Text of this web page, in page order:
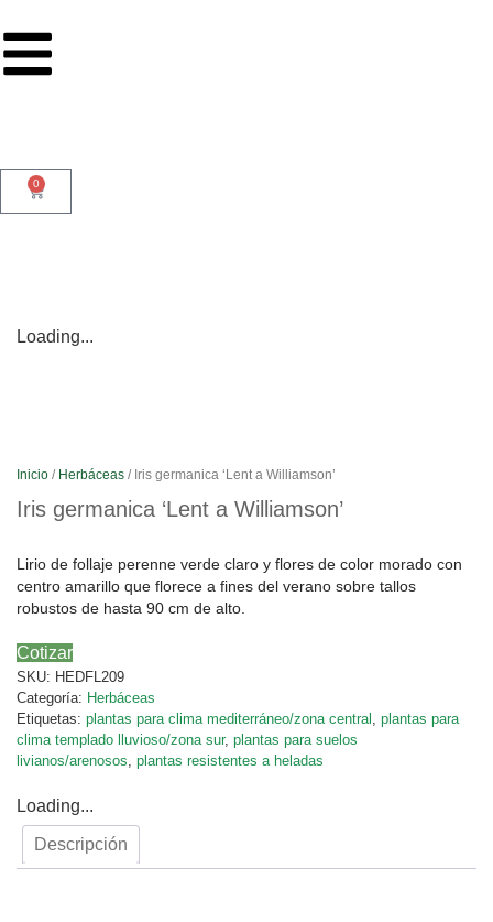
0
Loading...
Inicio / Herbáceas / Iris germanica ‘Lent a Williamson’
Iris germanica ‘Lent a Williamson’
Lirio de follaje perenne verde claro y flores de color morado con
centro amarillo que florece a fines del verano sobre tallos
robustos de hasta 90 cm de alto.
Cotizar
SKU: HEDFL209
Categoría: Herbáceas
Etiquetas: plantas para clima mediterráneo/zona central , plantas para
clima templado lluvioso/zona sur, plantas para suelos
livianos/arenosos, plantas resistentes a heladas
Loading...
Descripción